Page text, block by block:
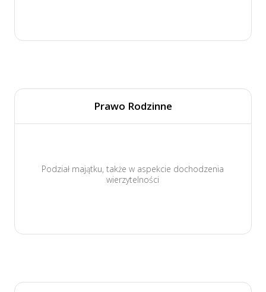
Prawo Rodzinne
Podział majątku, także w aspekcie dochodzenia
wierzytelności